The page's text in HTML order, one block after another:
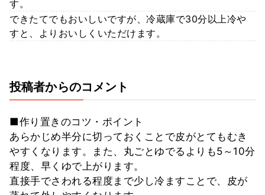
す。
できたてでもおいしいですが、冷蔵庫で30分以上冷や
すと、よりおいしくいただけます。
投稿者からのコメント
■作り置きのコツ・ポイント
あらかじめ半分に切っておくことで皮がとてもむき
やすくなります。また、丸ごとゆでるよりも5～10分
程度、早くゆで上がります。
直接手でさわれる程度まで少し冷ますことで、皮が